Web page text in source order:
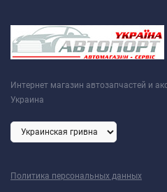
Интернет магазин автозапчастей и
Украина
Политика персональных данных